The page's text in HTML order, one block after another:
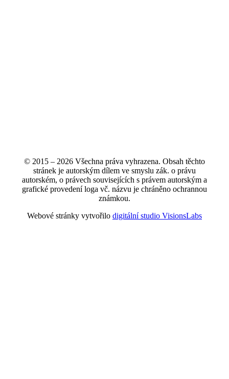
© 2015 – 2026 Všechna práva vyhrazena. Obsah těchto
stránek je autorským dílem ve smyslu zák. o právu
autorském, o právech souvisejících s právem autorským a
grafické provedení loga vč. názvu je chráněno ochrannou
známkou.
Webové stránky vytvořilo digitální studio VisionsLabs